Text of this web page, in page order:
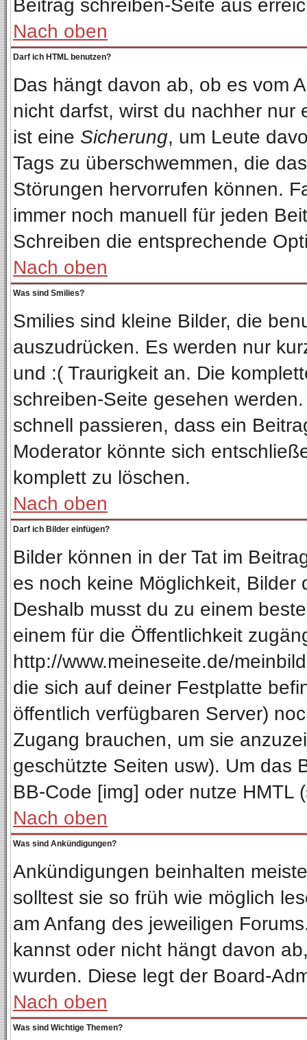
Beitrag schreiben-Seite aus
Nach oben
Darf ich HTML benutzen?
Das hängt davon ab, ob es vom
nicht darfst, wirst du nachher nur
ist eine Sicherung, um Leute
Tags zu überschwemmen, die
Störungen hervorrufen können.
immer noch manuell für jeden
Schreiben die entsprechende
Nach oben
Was sind Smilies?
Smilies sind kleine Bilder, die
auszudrücken. Es werden nur
und :( Traurigkeit an. Die
schreiben-Seite gesehen
schnell passieren, dass ein
Moderator könnte sich
komplett zu löschen.
Nach oben
Darf ich Bilder einfügen?
Bilder können in der Tat im
es noch keine Möglichkeit,
Deshalb musst du zu einem
einem für die Öffentlichkeit
http://www.meineseite.de/
die sich auf deiner Festplatte
öffentlich verfügbaren Server)
Zugang brauchen, um sie
geschützte Seiten usw). Um das
BB-Code [img] oder nutze HMTL
Nach oben
Was sind Ankündigungen?
Ankündigungen beinhalten
solltest sie so früh wie möglich
am Anfang des jeweiligen
kannst oder nicht hängt davon
wurden. Diese legt der Board-
Nach oben
Was sind Wichtige Themen?